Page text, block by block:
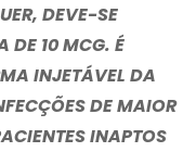
DEVE-SE
DE 10 MCG. É
INJETÁVEL DA
DE MAIOR
INAPTOS